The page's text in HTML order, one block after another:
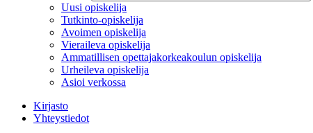
Uusi opiskelija
Tutkinto-opiskelija
Avoimen opiskelija
Vieraileva opiskelija
Ammatillisen opettajakorkeakoulun opiskelija
Urheileva opiskelija
Asioi verkossa
Kirjasto
Yhteystiedot